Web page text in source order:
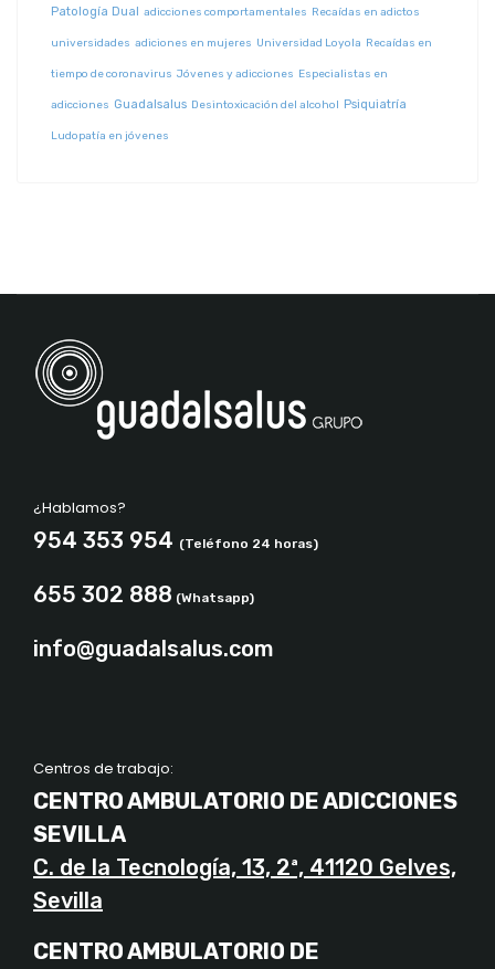
Patología Dual adicciones comportamentales Recaídas en adictos
universidades adiciones en mujeres Universidad Loyola Recaídas en
tiempo de coronavirus Jóvenes y adicciones Especialistas en
adicciones Guadalsalus Desintoxicación del alcohol Psiquiatría
Ludopatía en jóvenes
¿Hablamos?
954 353 954 (Teléfono 24 horas)
655 302 888 (Whatsapp)
info@guadalsalus.com
Centros de trabajo:
CENTRO AMBULATORIO DE ADICCIONES
SEVILLA
C. de la Tecnología, 13, 2ª, 41120 Gelves,
Sevilla
CENTRO AMBULATORIO DE